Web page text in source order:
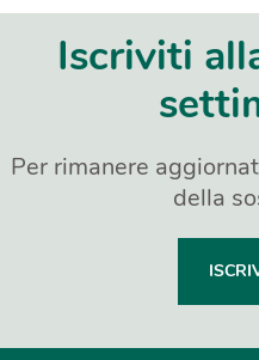
Iscriviti
Per rimanere
della